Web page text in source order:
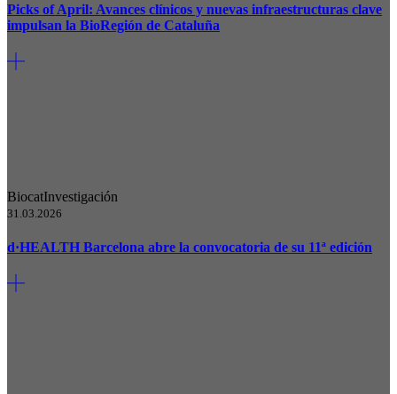
Picks of April: Avances clínicos y nuevas infraestructuras clave
impulsan la BioRegión de Cataluña
BiocatInvestigación
31.03.2026
d·HEALTH Barcelona abre la convocatoria de su 11ª edición